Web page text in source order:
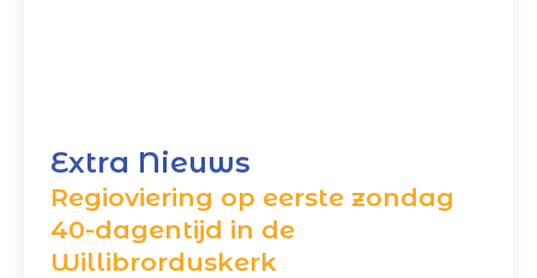
Extra Nieuws
Regioviering op eerste zondag
40-dagentijd in de
Willibrorduskerk